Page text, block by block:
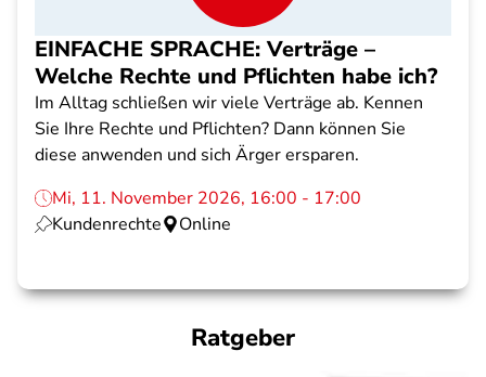
EINFACHE SPRACHE: Verträge –
Welche Rechte und Pflichten habe ich?
Im Alltag schließen wir viele Verträge ab. Kennen
Sie Ihre Rechte und Pflichten? Dann können Sie
diese anwenden und sich Ärger ersparen.
Mi, 11. November 2026, 16:00 - 17:00
Kundenrechte
Online
Ratgeber